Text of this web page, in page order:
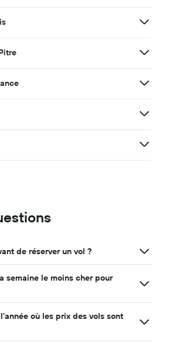
de réserver un vol ?
semaine le moins cher pour
où les prix des vols sont